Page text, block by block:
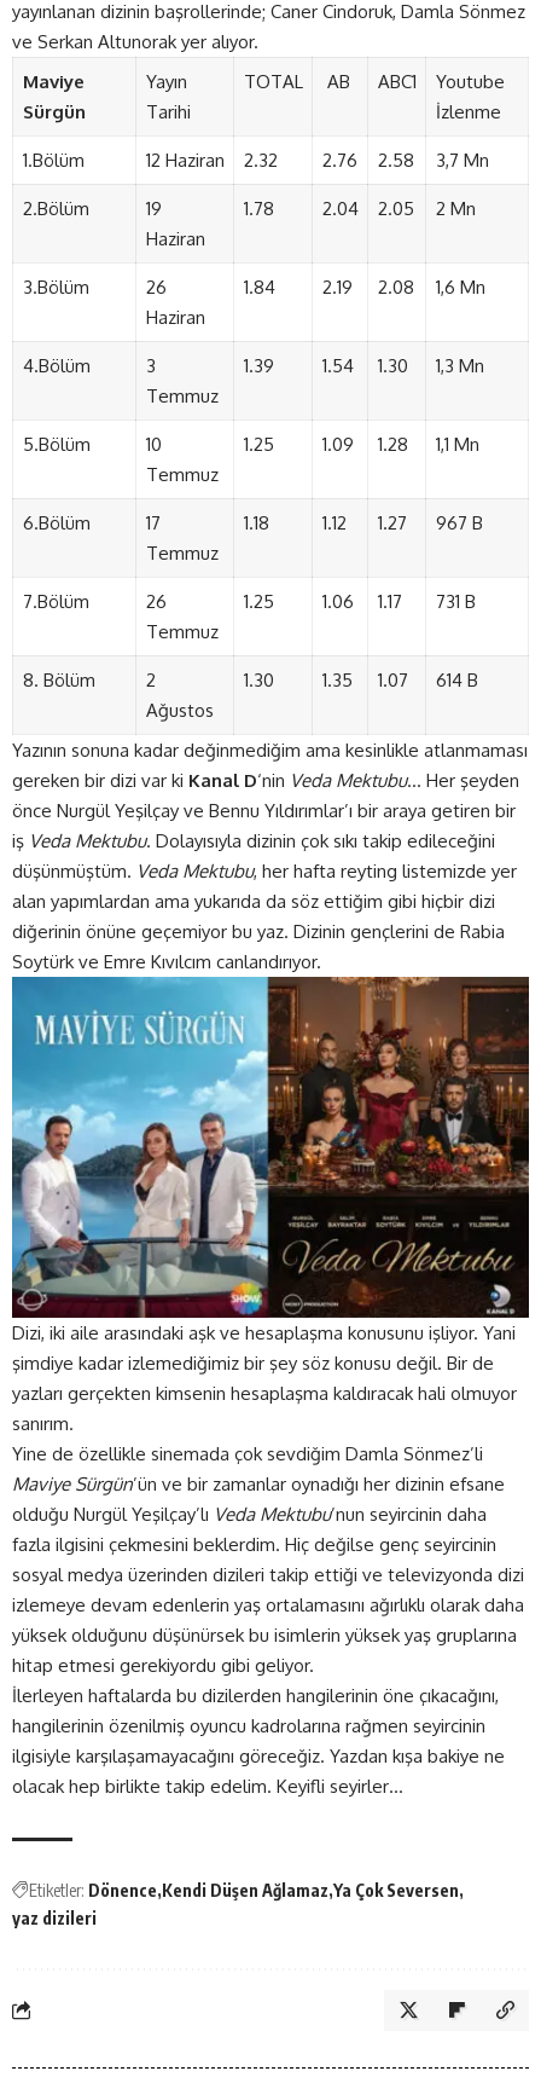
yayınlanan dizinin başrollerinde; Caner Cindoruk, Damla Sönmez
ve Serkan Altunorak yer alıyor.
Maviye
Sürgün
Yayın
Tarihi
TOTAL AB ABC1
Youtube
İzlenme
1.Bölüm 12 Haziran 2.32 2.76 2.58 3,7 Mn
2.Bölüm
19
Haziran
1.78 2.04 2.05 2 Mn
3.Bölüm
26
Haziran
1.84 2.19 2.08 1,6 Mn
4.Bölüm
3
Temmuz
1.39 1.54 1.30 1,3 Mn
5.Bölüm
10
Temmuz
1.25 1.09 1.28 1,1 Mn
6.Bölüm
17
Temmuz
1.18 1.12 1.27 967 B
7.Bölüm
26
Temmuz
1.25 1.06 1.17 731 B
8. Bölüm
2
Ağustos
1.30 1.35 1.07 614 B
Yazının sonuna kadar değinmediğim ama kesinlikle atlanmaması
gereken bir dizi var ki Kanal D‘nin Veda Mektubu… Her şeyden
önce Nurgül Yeşilçay ve Bennu Yıldırımlar’ı bir araya getiren bir
iş Veda Mektubu. Dolayısıyla dizinin çok sıkı takip edileceğini
düşünmüştüm. Veda Mektubu, her hafta reyting listemizde yer
alan yapımlardan ama yukarıda da söz ettiğim gibi hiçbir dizi
diğerinin önüne geçemiyor bu yaz. Dizinin gençlerini de Rabia
Soytürk ve Emre Kıvılcım canlandırıyor.
Dizi, iki aile arasındaki aşk ve hesaplaşma konusunu işliyor. Yani
şimdiye kadar izlemediğimiz bir şey söz konusu değil. Bir de
yazları gerçekten kimsenin hesaplaşma kaldıracak hali olmuyor
sanırım.
Yine de özellikle sinemada çok sevdiğim Damla Sönmez’li
Maviye Sürgün’ün ve bir zamanlar oynadığı her dizinin efsane
olduğu Nurgül Yeşilçay’lı Veda Mektubu’nun seyircinin daha
fazla ilgisini çekmesini beklerdim. Hiç değilse genç seyircinin
sosyal medya üzerinden dizileri takip ettiği ve televizyonda dizi
izlemeye devam edenlerin yaş ortalamasını ağırlıklı olarak daha
yüksek olduğunu düşünürsek bu isimlerin yüksek yaş gruplarına
hitap etmesi gerekiyordu gibi geliyor.
İlerleyen haftalarda bu dizilerden hangilerinin öne çıkacağını,
hangilerinin özenilmiş oyuncu kadrolarına rağmen seyircinin
ilgisiyle karşılaşamayacağını göreceğiz. Yazdan kışa bakiye ne
olacak hep birlikte takip edelim. Keyifli seyirler…
Etiketler: Dönence Kendi Düşen Ağlamaz Ya Çok Seversen
yaz dizileri